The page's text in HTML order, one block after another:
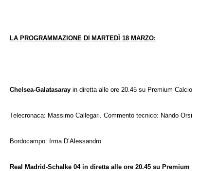
LA PROGRAMMAZIONE DI MARTEDÌ 18 MARZO:
Chelsea-Galatasaray in diretta alle ore 20.45 su Premium Calcio
Telecronaca: Massimo Callegari. Commento tecnico: Nando Orsi
Bordocampo: Irma D’Alessandro
Real Madrid-Schalke 04 in diretta alle ore 20.45 su Premium